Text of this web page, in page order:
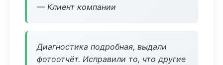
— Клиент компании
Диагностика подробная, выдали
фотоотчёт. Исправили то, что другие